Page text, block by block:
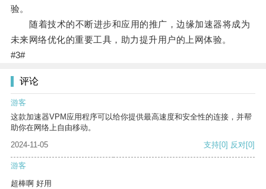
验。
随着技术的不断进步和应用的推广，边缘加速器将成为
未来网络优化的重要工具，助力提升用户的上网体验。
#3#
评论
游客
这款加速器VPM应用程序可以给你提供最高速度和安全性的连接，并帮
助你在网络上自由移动。
2024-11-05
支持[0] 反对[0]
游客
超棒啊 好用